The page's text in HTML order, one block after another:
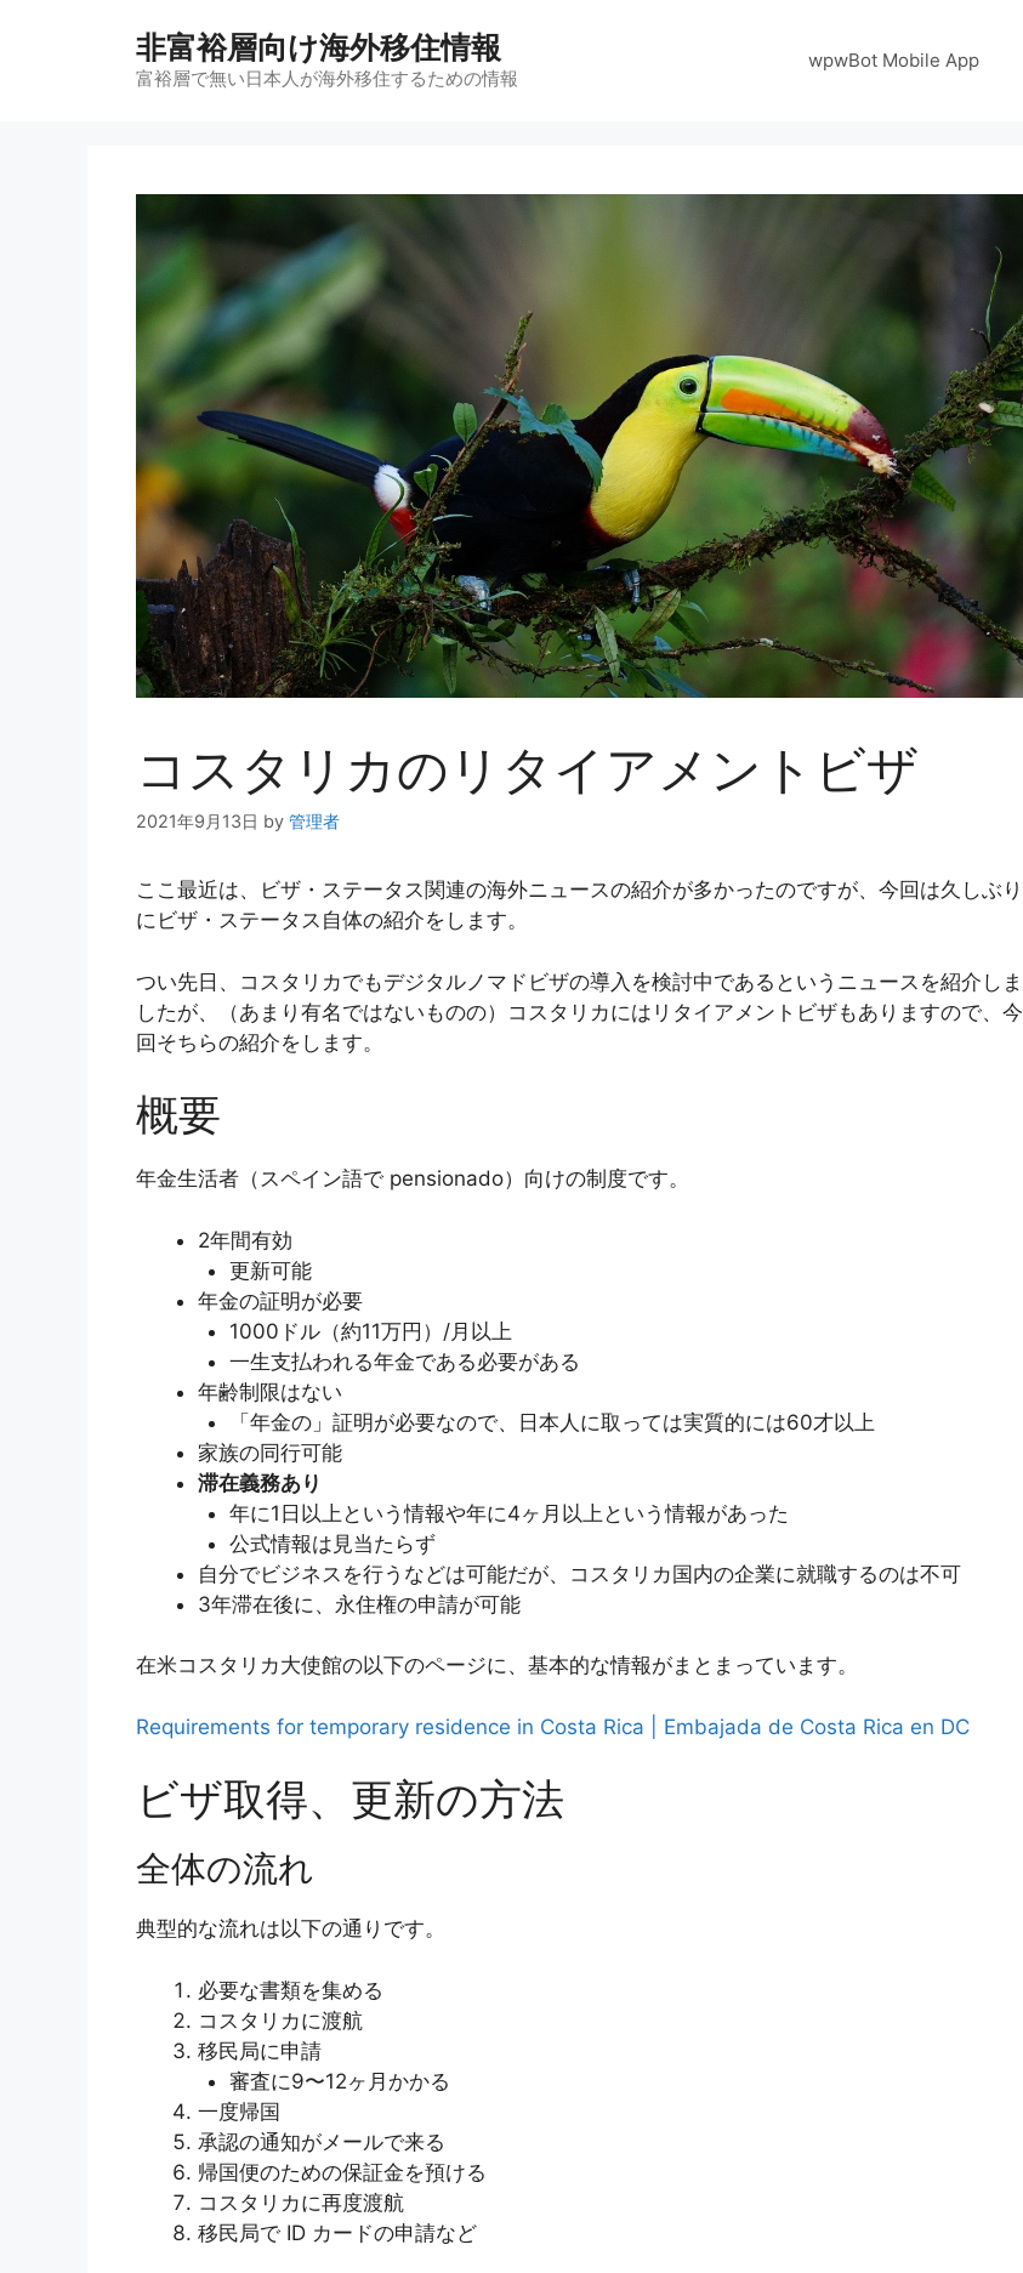
非富裕層向け海外移住情報
富裕層で無い日本人が海外移住するための情報
wpwBot Mobile App
コスタリカのリタイアメントビザ
2021年9月13日 by 管理者
ここ最近は、ビザ・ステータス関連の海外ニュースの紹介が多かったのですが、今回は久しぶり
にビザ・ステータス自体の紹介をします。
つい先日、コスタリカでもデジタルノマドビザの導入を検討中であるというニュースを紹介しま
したが、（あまり有名ではないものの）コスタリカにはリタイアメントビザもありますので、今
回そちらの紹介をします。
概要
年金生活者（スペイン語で pensionado）向けの制度です。
2年間有効
更新可能
年金の証明が必要
1000ドル（約11万円）/月以上
一生支払われる年金である必要がある
年齢制限はない
「年金の」証明が必要なので、日本人に取っては実質的には60才以上
家族の同行可能
滞在義務あり
年に1日以上という情報や年に4ヶ月以上という情報があった
公式情報は見当たらず
自分でビジネスを行うなどは可能だが、コスタリカ国内の企業に就職するのは不可
3年滞在後に、永住権の申請が可能
在米コスタリカ大使館の以下のページに、基本的な情報がまとまっています。
Requirements for temporary residence in Costa Rica | Embajada de Costa Rica en DC
ビザ取得、更新の方法
全体の流れ
典型的な流れは以下の通りです。
必要な書類を集める
コスタリカに渡航
移民局に申請
審査に9〜12ヶ月かかる
一度帰国
承認の通知がメールで来る
帰国便のための保証金を預ける
コスタリカに再度渡航
移民局で ID カードの申請など